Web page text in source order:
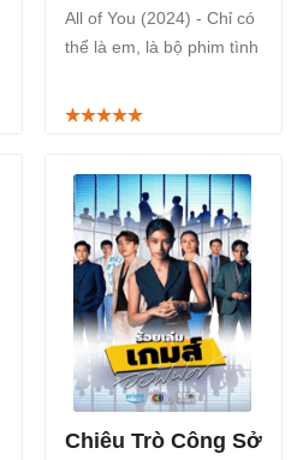
All of You (2024) - Chỉ có
thể là em, là bộ phim tình
Mỹ năm 2024 do William
vào ngày 26/9/2025.
Chiêu Trò Công Sở